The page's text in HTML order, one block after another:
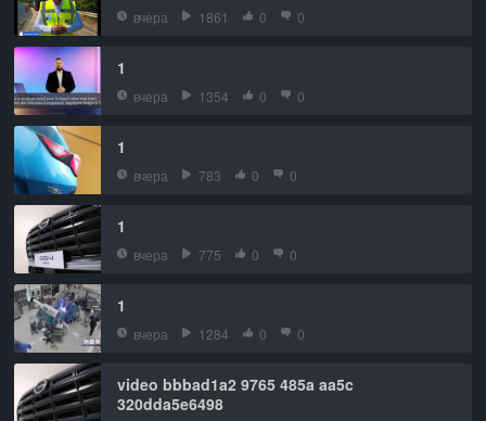
вчера 1861 0 0
1
вчера 1354 0 0
1
вчера 783 0 0
1
вчера 775 0 0
1
вчера 1284 0 0
video bbbad1a2 9765 485a aa5c
320dda5e6498